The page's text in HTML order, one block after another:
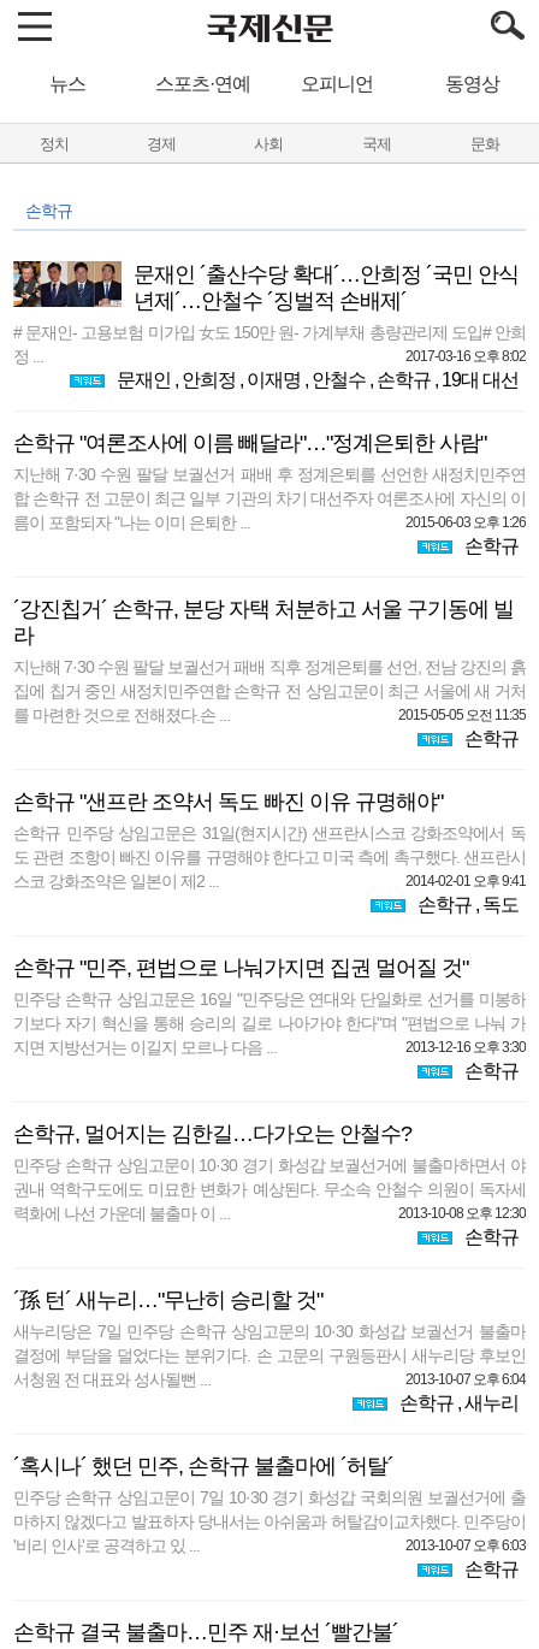
뉴스 스포츠·연예 오피니언 동영상
정치 경제 사회 국제 문화
손학규
문재인 ´출산수당 확대´…안희정 ´국민 안식
년제´…안철수 ´징벌적 손배제´
# 문재인- 고용보험 미가입 女도 150만 원- 가계부채 총량관리제 도입# 안희
정 ...
2017-03-16 오후 8:02
문재인 , 안희정 , 이재명 , 안철수, 손학규, 19대 대선
손학규 "여론조사에 이름 빼달라"…"정계은퇴한 사람"
지난해 7·30 수원 팔달 보궐선거 패배 후 정계은퇴를 선언한 새정치민주연
합 손학규 전 고문이 최근 일부 기관의 차기 대선주자 여론조사에 자신의 이
름이 포함되자 "나는 이미 은퇴한 ...
2015-06-03 오후 1:26
손학규
´강진칩거´ 손학규, 분당 자택 처분하고 서울 구기동에 빌
라
지난해 7·30 수원 팔달 보궐선거 패배 직후 정계은퇴를 선언, 전남 강진의 흙
집에 칩거 중인 새정치민주연합 손학규 전 상임고문이 최근 서울에 새 거처
를 마련한 것으로 전해졌다.손 ...
2015-05-05 오전 11:35
손학규
손학규 "샌프란 조약서 독도 빠진 이유 규명해야"
손학규 민주당 상임고문은 31일(현지시간) 샌프란시스코 강화조약에서 독
도 관련 조항이 빠진 이유를 규명해야 한다고 미국 측에 촉구했다. 샌프란시
스코 강화조약은 일본이 제2 ...
2014-02-01 오후 9:41
손학규, 독도
손학규 "민주, 편법으로 나눠가지면 집권 멀어질 것"
민주당 손학규 상임고문은 16일 "민주당은 연대와 단일화로 선거를 미봉하
기보다 자기 혁신을 통해 승리의 길로 나아가야 한다"며 "편법으로 나눠 가
지면 지방선거는 이길지 모르나 다음 ...
2013-12-16 오후 3:30
손학규
손학규, 멀어지는 김한길…다가오는 안철수?
민주당 손학규 상임고문이 10·30 경기 화성갑 보궐선거에 불출마하면서 야
권내 역학구도에도 미묘한 변화가 예상된다. 무소속 안철수 의원이 독자세
력화에 나선 가운데 불출마 이 ...
2013-10-08 오후 12:30
손학규
´孫 턴´ 새누리…"무난히 승리할 것"
새누리당은 7일 민주당 손학규 상임고문의 10·30 화성갑 보궐선거 불출마
결정에 부담을 덜었다는 분위기다. 손 고문의 구원등판시 새누리당 후보인
서청원 전 대표와 성사될뻔 ...
2013-10-07 오후 6:04
손학규,새누리
´혹시나´ 했던 민주, 손학규 불출마에 ´허탈´
민주당 손학규 상임고문이 7일 10·30 경기 화성갑 국회의원 보궐선거에 출
마하지 않겠다고 발표하자 당내서는 아쉬움과 허탈감이교차했다. 민주당이
'비리 인사'로 공격하고 있 ...
2013-10-07 오후 6:03
손학규
손학규 결국 불출마…민주 재·보선 ´빨간불´